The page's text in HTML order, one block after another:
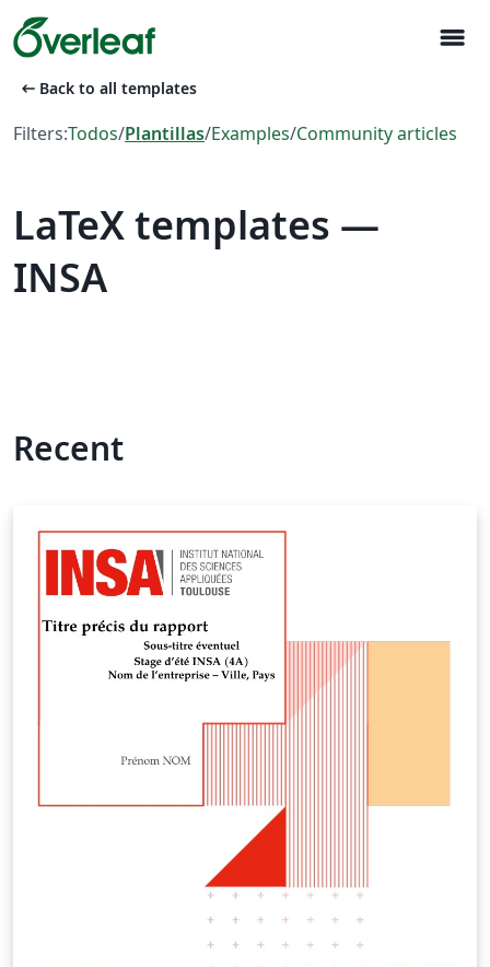
menu
arrow_left_alt Back to all templates
Filters:Todos/Plantillas/Examples/Community articles
LaTeX templates —
INSA
Recent